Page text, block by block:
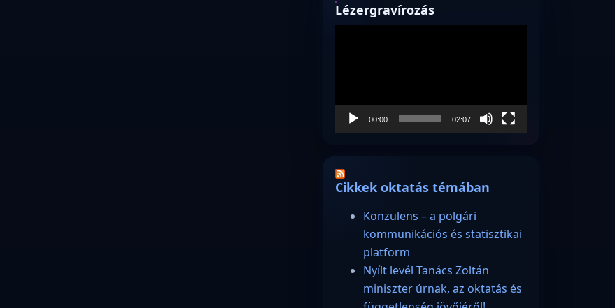
Lézergravírozás
00:00 02:07
Cikkek oktatás témában
Konzulens – a polgári
kommunikációs és statisztikai
platform
Nyílt levél Tanács Zoltán
miniszter úrnak, az oktatás és